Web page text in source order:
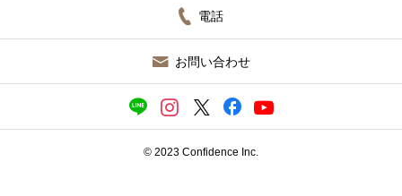
電話
お問い合わせ
© 2023 Confidence Inc.